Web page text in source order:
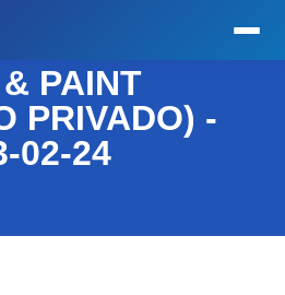
PAINT
PRIVADO) -
02-24